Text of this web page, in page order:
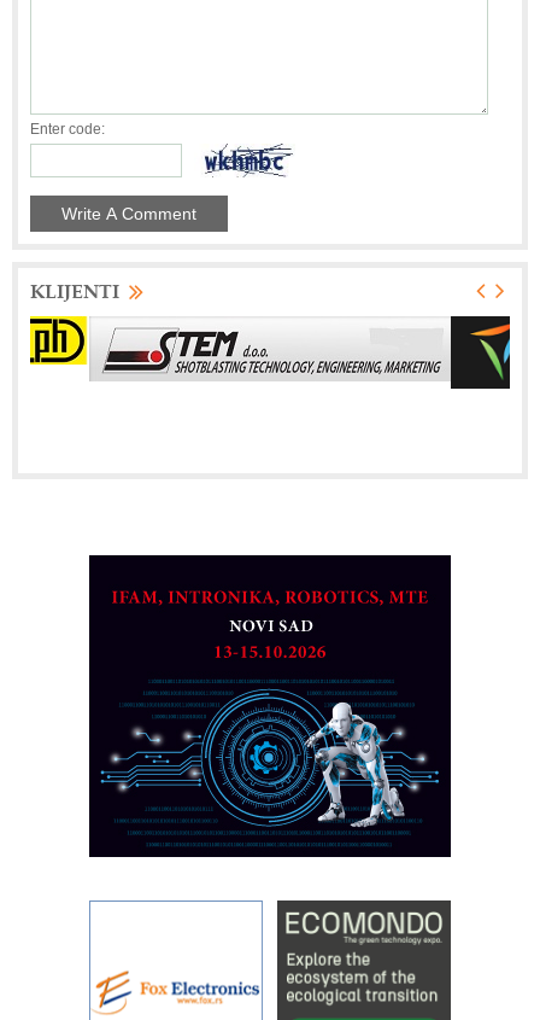
Enter code:
KLIJENTI